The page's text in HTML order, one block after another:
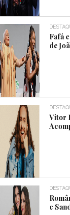
Fafá
de
Vitor
e